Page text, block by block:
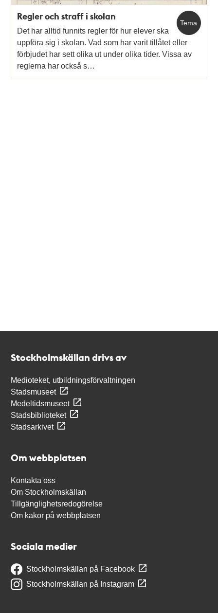
Tema
Regler och straff i skolan
Det har alltid funnits regler för hur elever ska
uppföra sig i skolan. Vad som har varit tillåtet eller
förbjudet har sett olika ut under olika tider. Vissa av
reglerna har också s…
Stockholmskällan drivs av
Medioteket, utbildningsförvaltningen
Stadsmuseet
Medeltidsmuseet
Stadsbiblioteket
Stadsarkivet
Om webbplatsen
Kontakta oss
Om Stockholmskällan
Tillgänglighetsredogörelse
Om kakor på webbplatsen
Sociala medier
Stockholmskällan på Facebook
Stockholmskällan på Instagram